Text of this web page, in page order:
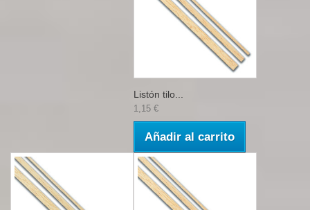
Listón tilo...
1,15 €
Añadir al carrito